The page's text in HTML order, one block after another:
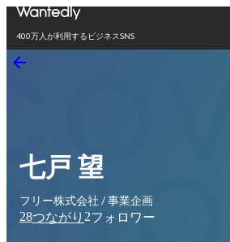
400万人が利用するビジネスSNS
七戸 望
フリー株式会社 / 事業企画
28つながり 2フォロワー